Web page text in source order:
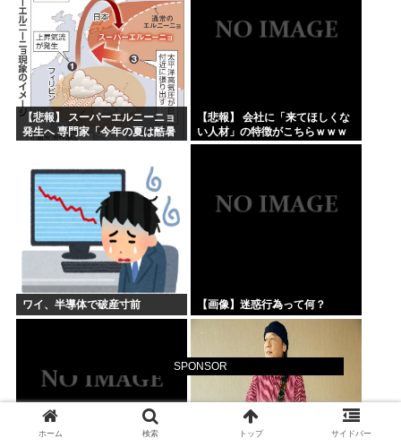
SPONSOR
【悲報】 スーパーエルニーニョ
発生へ 専門家「今年の夏は酷暑
【悲報】 会社に「来てほしくな
い人材」の特徴がこちらｗｗｗ
ｗｗ
ワイ、半導体で破産寸前 【画像】迷惑行為って何？
ホーム 検索 トップ サイドバー